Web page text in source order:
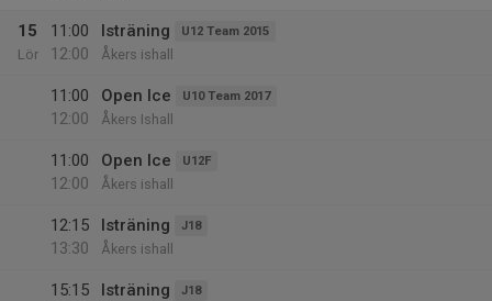
15
Lör
11:00
12:00
Isträning U12 Team 2015
Åkers ishall
11:00
12:00
Open Ice U10 Team 2017
Åkers Ishall
11:00
12:00
Open Ice U12F
Åkers ishall
12:15
13:30
Isträning J18
Åkers ishall
15:15
Isträning J18